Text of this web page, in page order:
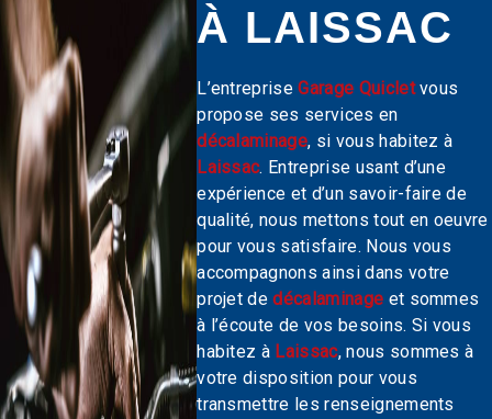
À LAISSAC
L’entrepriseGarage Quicletvous
propose ses services en
décalaminage, si vous habitez à
Laissac. Entreprise usant d’une
expérience et d’un savoir-faire de
qualité, nous mettons tout en oeuvre
pour vous satisfaire. Nous vous
accompagnons ainsi dans votre
projet dedécalaminage et sommes
à l’écoute de vos besoins. Si vous
habitez à Laissac, nous sommes à
votre disposition pour vous
transmettre les renseignements